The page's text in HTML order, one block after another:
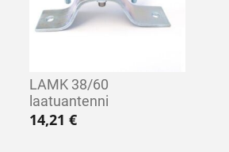
LAMK 38/60
laatuantenni
14,21 €